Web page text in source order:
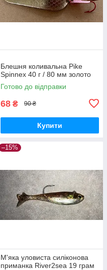
Блешня коливальна Pike
Spinnex 40 г / 80 мм золото
Готово до відправки
68 ₴ 90 ₴
Купити
–15%
М'яка уловиста силіконова
приманка River2sea 19 грам